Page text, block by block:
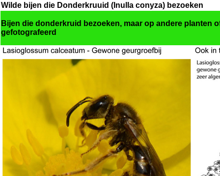
Wilde bijen die Donderkruuid (Inulla conyza) bezoeken
Bijen die donderkruid bezoeken, maar op andere planten
gefotografeerd